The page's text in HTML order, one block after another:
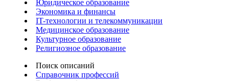
Юридическое образование
Экономика и финансы
IT-технологии и телекоммуникации
Медицинское образование
Культурное образование
Религиозное образование
Поиск описаний
Справочник профессий